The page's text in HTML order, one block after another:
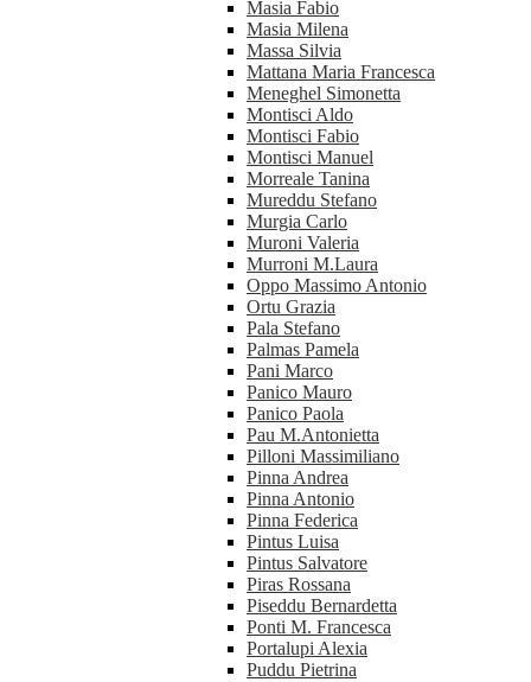
Masia Fabio
Masia Milena
Massa Silvia
Mattana Maria Francesca
Meneghel Simonetta
Montisci Aldo
Montisci Fabio
Montisci Manuel
Morreale Tanina
Mureddu Stefano
Murgia Carlo
Muroni Valeria
Murroni M.Laura
Oppo Massimo Antonio
Ortu Grazia
Pala Stefano
Palmas Pamela
Pani Marco
Panico Mauro
Panico Paola
Pau M.Antonietta
Pilloni Massimiliano
Pinna Andrea
Pinna Antonio
Pinna Federica
Pintus Luisa
Pintus Salvatore
Piras Rossana
Piseddu Bernardetta
Ponti M. Francesca
Portalupi Alexia
Puddu Pietrina